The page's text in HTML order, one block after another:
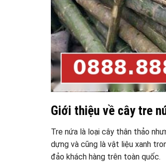
Giới thiệu về cây tre
Tre nứa là loại cây thân thảo
dựng và cũng là vật liệu xanh
đảo khách hàng trên toàn quốc.